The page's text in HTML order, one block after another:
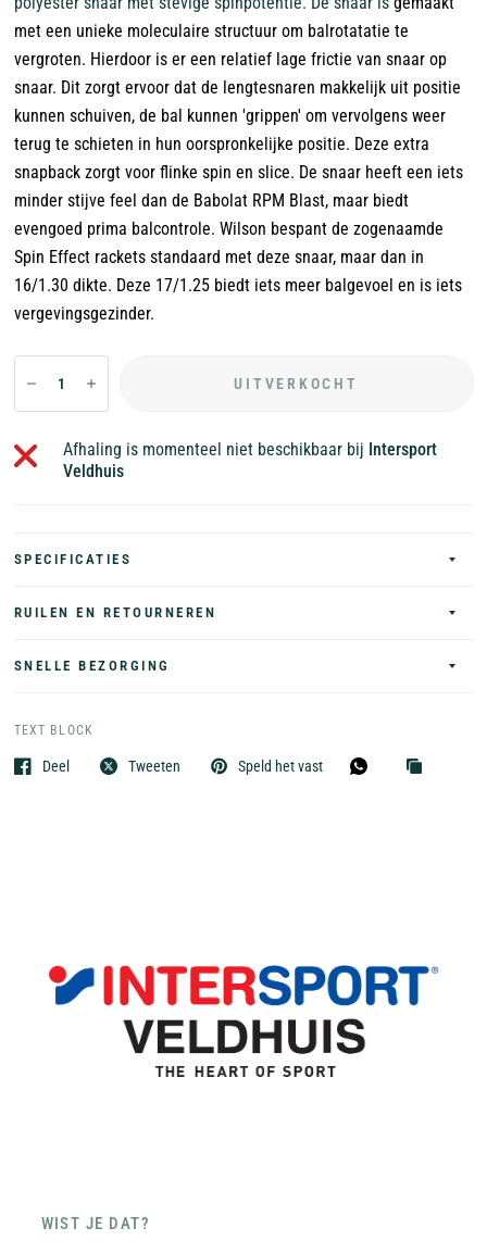
met een unieke moleculaire structuur om balrotatatie te
vergroten. Hierdoor is er een relatief lage frictie van snaar op
snaar. Dit zorgt ervoor dat de lengtesnaren makkelijk uit positie
kunnen schuiven, de bal kunnen 'grippen' om vervolgens weer
terug te schieten in hun oorspronkelijke positie. Deze extra
snapback zorgt voor flinke spin en slice. De snaar heeft een iets
minder stijve feel dan de Babolat RPM Blast, maar biedt
evengoed prima balcontrole. Wilson bespant de zogenaamde
Spin Effect rackets standaard met deze snaar, maar dan in
16/1.30 dikte. Deze 17/1.25 biedt iets meer balgevoel en is iets
vergevingsgezinder.
UITVERKOCHT
Afhaling is momenteel niet beschikbaar bij Intersport
Veldhuis
SPECIFICATIES
RUILEN EN RETOURNEREN
SNELLE BEZORGING
TEXT BLOCK
Deel Tweeten Speld het vast
WIST JE DAT?